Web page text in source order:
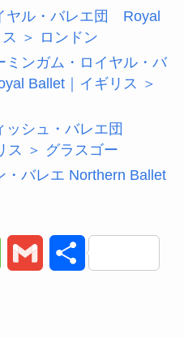
ヤル・バレエ団 Royal
＞ ロンドン
ミンガム・ロイヤル・バ
Ballet｜イギリス ＞
ッシュ・バレエ団
ス ＞ グラスゴー
・バレエ Northern Ballet
共